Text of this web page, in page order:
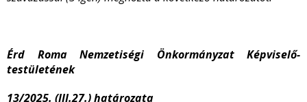
Érd Roma Nemzetiségi Önkormányzat Képviselő-
testületének
13/2025. (III.27.)határozata